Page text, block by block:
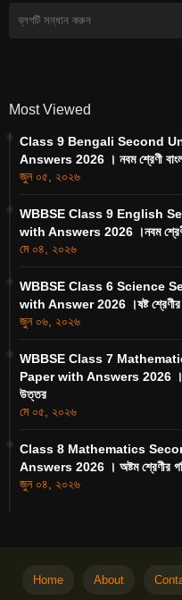
Most Viewed
Class 9 Bengali Second
Answers 2026 । নবম শ্রেণী
জুন ০৫, ২০২৬
WBBSE Class 9 English
with Answers 2026 ।নবম শ্রেণী
মে ০৪, ২০২৬
WBBSE Class 6 Science
with Answer 2026 ।ষষ্ট শ্রেণীর
জুন ০৬, ২০২৬
WBBSE Class 7
Paper with Answers 2026 ।
উত্তর
মে ০৫, ২০২৬
Class 8 Mathematics
Answers 2026 । অষ্টম শ্রেণীর
জুন ০৪, ২০২৬
Home About